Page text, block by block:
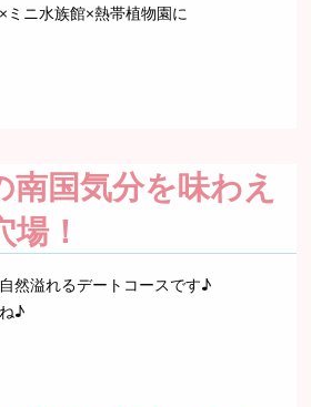
ニ水族館×熱帯植物園に
南国気分を味わえ
！
然溢れるデートコースです♪
♪